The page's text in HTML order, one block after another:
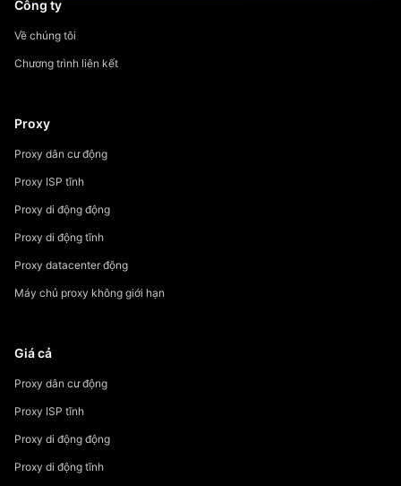
Công ty
Về chúng tôi
Chương trình liên kết
Proxy
Proxy dân cư động
Proxy ISP tĩnh
Proxy di động động
Proxy di động tĩnh
Proxy datacenter động
Máy chủ proxy không giới hạn
Giá cả
Proxy dân cư động
Proxy ISP tĩnh
Proxy di động động
Proxy di động tĩnh